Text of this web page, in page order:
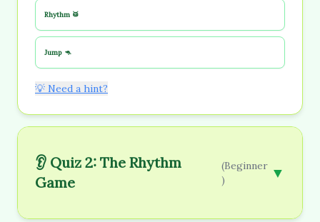
Rhythm 🥁
Jump 🦘
💡 Need a hint?
👂 Quiz 2: The Rhythm
Game
(Beginner
)
▼